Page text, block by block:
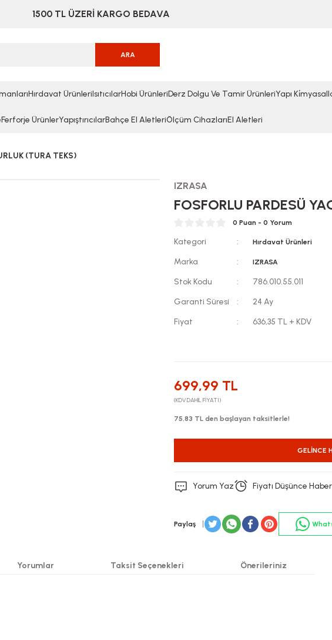
1500 TL ÜZERİ KARGO BEDAVA
ARA
Hırdavat ÜrünleriIsıtıcılarHobi ÜrünleriDerz Dolgu Ve Tamir ÜrünleriYapı
Ferforje ÜrünlerYapıştırıcılarBahçe El AletleriÖlçüm CihazlarıEl Aletleri
(TURA TEKS)
IZRASA
FOSFORLU PARDESÜ
0 Puan - 0 Yorum
Kategori Hırdavat Ürünleri
Marka IZRASA
Stok Kodu
786.010.55.011
Garanti Süresi
24 Ay
Fiyat
636,35 TL + KDV
699,99 TL
(KDV DAHİL FİYATI)
75,83 TL den başlayan taksitlerle!
GELINCE
Yorum Yaz Fiyatı Düşünce
Paylaş
Yorumlar Taksit Seçenekleri Önerileriniz